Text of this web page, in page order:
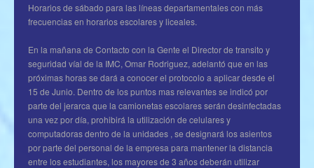
Horarios de sábado para las líneas departamentales con más
frecuencias en horarios escolares y liceales.
En la mañana de Contacto con la Gente el Director de transito y
seguridad víal de la IMC, Omar Rodriguez, adelantó que en las
próximas horas se dará a conocer el protocolo a aplicar desde el
15 de Junio. Dentro de los puntos mas relevantes se indicó por
parte del jerarca que la camionetas escolares serán desinfectadas
una vez por día, prohibirá la utilización de celulares y
computadoras dentro de la unidades , se designará los asientos
por parte del personal de la empresa para mantener la distancia
entre los estudiantes, los mayores de 3 años deberán utilizar